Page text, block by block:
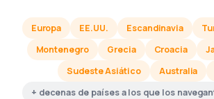
Europa EE.UU. Escandinavia
Montenegro
Grecia Croacia
Sudeste Asiático
Australia
+ decenas de países a los que los